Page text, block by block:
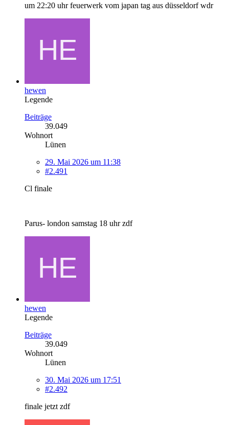
um 22:20 uhr feuerwerk vom japan tag aus düsseldorf wdr
hewen
Legende
Beiträge
39.049
Wohnort
Lünen
29. Mai 2026 um 11:38
#2.491
Cl finale
Parus- london samstag 18 uhr zdf
hewen
Legende
Beiträge
39.049
Wohnort
Lünen
30. Mai 2026 um 17:51
#2.492
finale jetzt zdf